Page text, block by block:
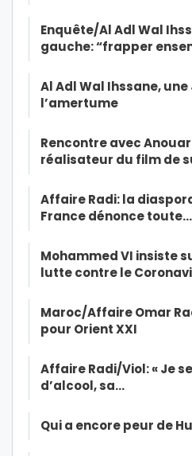
Enquête/Al Adl Wal
gauche: “frapper
Al Adl Wal Ihssane,
l’amertume
Rencontre avec
réalisateur du film de
Affaire Radi: la
France dénonce toute…
Mohammed VI insiste
lutte contre le
Maroc/Affaire Omar
pour Orient XXI
Affaire Radi/Viol: « Je
d’alcool, sa…
Qui a encore peur de